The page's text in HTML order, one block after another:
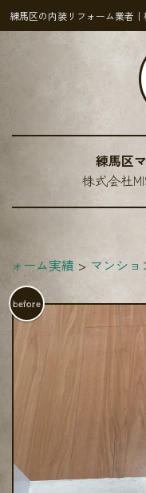
練馬区の内装リフォーム業者｜
練馬区
株式会社
ォーム実績 マンショ
before